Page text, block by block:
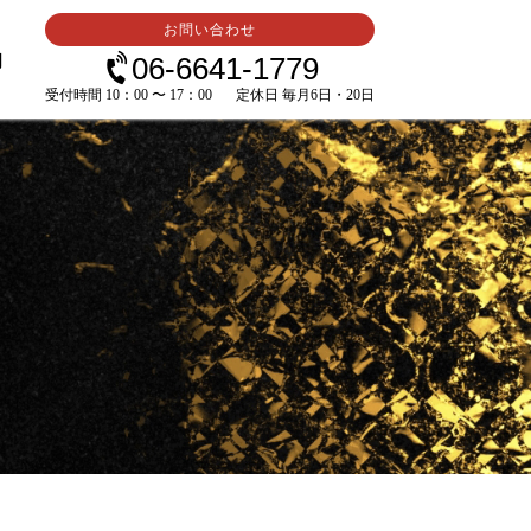
お問い合わせ
06-6641-1779
受付時間 10：00 〜 17：00 定休日 毎月6日・20日